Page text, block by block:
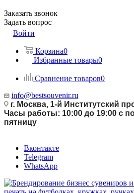
Заказать звонок
Задать вопрос
Войти
Корзина0
Избранные товары0
Сравнение товаров0
info@bestsouvenir.ru
г. Москва, 1-й Институтский
Часы работы: 10:00 до 19:00 с
пятницу
Вконтакте
Telegram
WhatsApp